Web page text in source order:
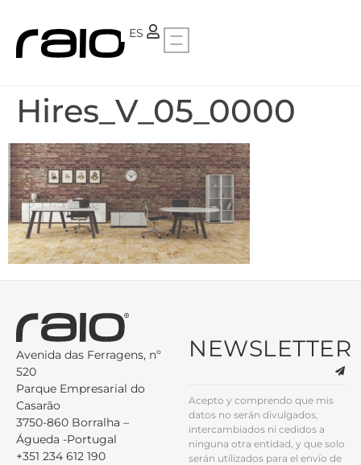
ES
PT
Hires_V_05_0000
Avenida das Ferragens, nº
520
Parque Empresarial do
Casarão
3750-860 Borralha –
Águeda -Portugal
+351 234 612 190
NEWSLETTER
Acepto y comprendo que mis
datos no serán divulgados,
intercambiados ni cedidos a
ninguna otra entidad, y que solo
serán utilizados para el envío de